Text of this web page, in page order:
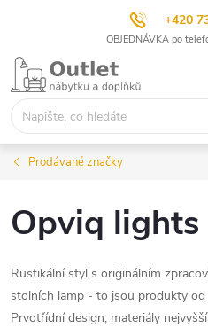
+420
OBJEDNÁVKA po
Přejít
obsah
Prodávané značky
Opviq lights
Rustikální styl s originálním
stolních lamp - to jsou produkty
Prvotřídní design, materiály